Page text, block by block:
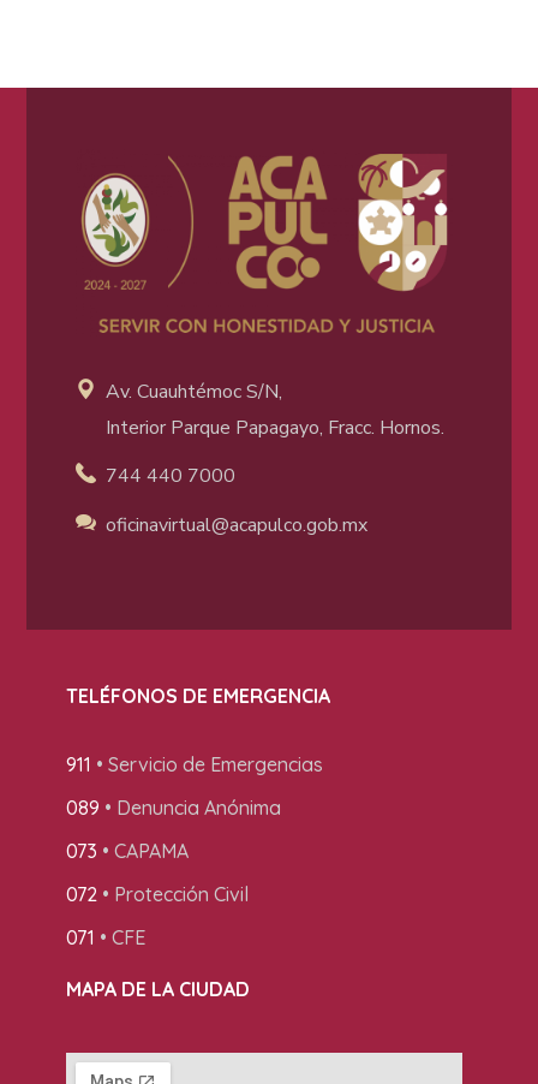
Av. Cuauhtémoc S/N,
Interior Parque Papagayo, Fracc. Hornos.
744 440 7000
oficinavirtual@acapulco.gob.mx
TELÉFONOS DE EMERGENCIA
911 • Servicio de Emergencias
089 • Denuncia Anónima
073 • CAPAMA
072 • Protección Civil
071 • CFE
MAPA DE LA CIUDAD